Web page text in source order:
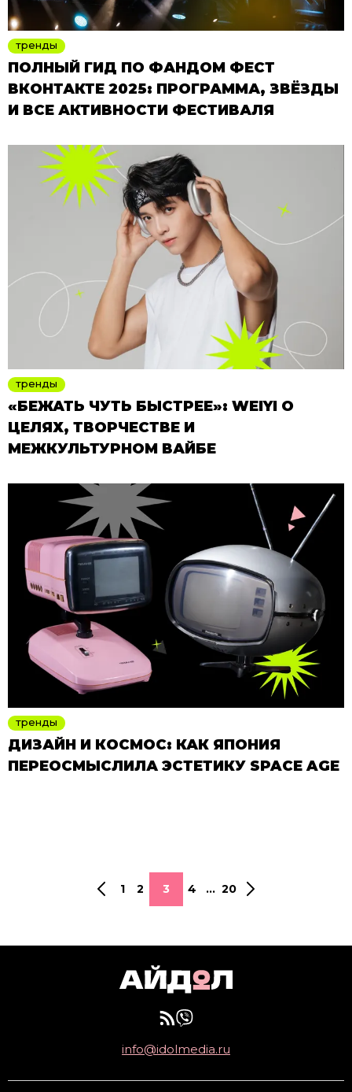
тренды
ПОЛНЫЙ ГИД ПО ФАНДОМ ФЕСТ
ВКОНТАКТЕ 2025: ПРОГРАММА, ЗВЁЗДЫ
И ВСЕ АКТИВНОСТИ ФЕСТИВАЛЯ
тренды
«БЕЖАТЬ ЧУТЬ БЫСТРЕЕ»: WEIYI О
ЦЕЛЯХ, ТВОРЧЕСТВЕ И
МЕЖКУЛЬТУРНОМ ВАЙБЕ
тренды
ДИЗАЙН И КОСМОС: КАК ЯПОНИЯ
ПЕРЕОСМЫСЛИЛА ЭСТЕТИКУ SPACE AGE
1 2 3 4 ... 20
info@idolmedia.ru